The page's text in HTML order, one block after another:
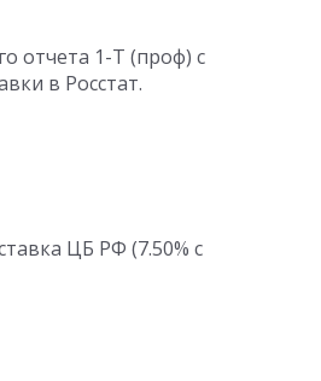
отчета 1-Т (проф) с
в Росстат.
ЦБ РФ (7.50% с